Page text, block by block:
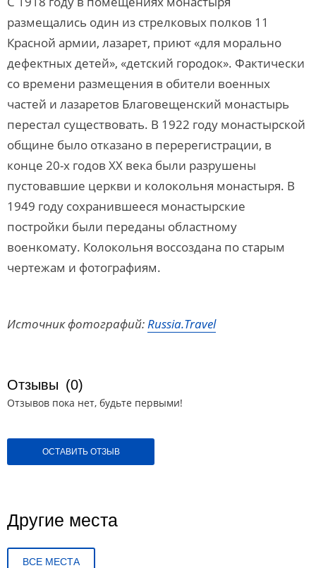
размещались один из стрелковых полков 11
Красной армии, лазарет, приют «для морально
дефектных детей», «детский городок». Фактически
со времени размещения в обители военных
частей и лазаретов Благовещенский монастырь
перестал существовать. В 1922 году монастырской
общине было отказано в перерегистрации, в
конце 20-х годов ХХ века были разрушены
пустовавшие церкви и колокольня монастыря. В
1949 году сохранившееся монастырские
постройки были переданы областному
военкомату. Колокольня воссоздана по старым
чертежам и фотографиям.
Источник фотографий:Russia.Travel
Отзывы (0)
Отзывов пока нет, будьте первыми!
ОСТАВИТЬ ОТЗЫВ
Другие места
ВСЕ МЕСТА